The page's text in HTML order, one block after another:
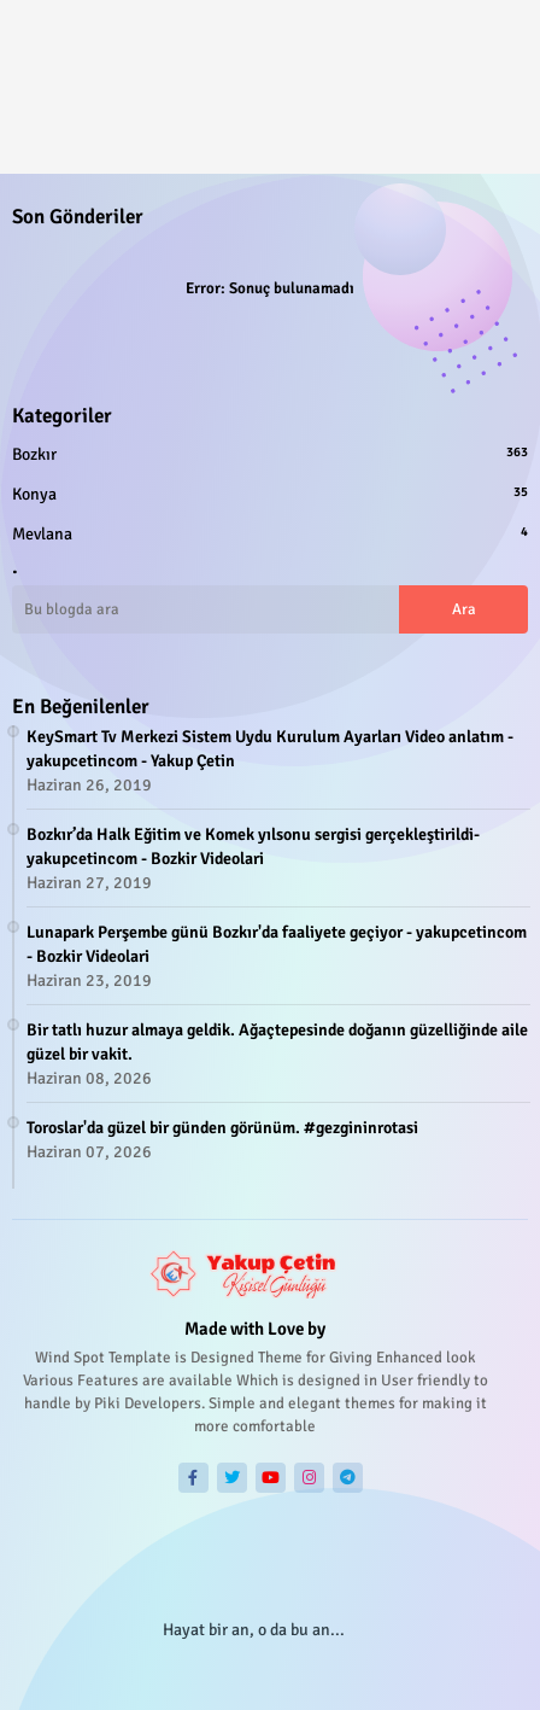
Son Gönderiler
Error: Sonuç bulunamadı
Kategoriler
Bozkır 363
Konya 35
Mevlana 4
.
En Beğenilenler
KeySmart Tv Merkezi Sistem Uydu Kurulum Ayarları Video anlatım -
yakupcetincom - Yakup Çetin
Haziran 26, 2019
Bozkır’da Halk Eğitim ve Komek yılsonu sergisi gerçekleştirildi-
yakupcetincom - Bozkir Videolari
Haziran 27, 2019
Lunapark Perşembe günü Bozkır'da faaliyete geçiyor - yakupcetincom
- Bozkir Videolari
Haziran 23, 2019
Bir tatlı huzur almaya geldik. Ağaçtepesinde doğanın güzelliğinde aile
güzel bir vakit.
Haziran 08, 2026
Toroslar'da güzel bir günden görünüm. #gezgininrotasi
Haziran 07, 2026
Made with Love by
Wind Spot Template is Designed Theme for Giving Enhanced look
Various Features are available Which is designed in User friendly to
handle by Piki Developers. Simple and elegant themes for making it
more comfortable
Hayat bir an, o da bu an...